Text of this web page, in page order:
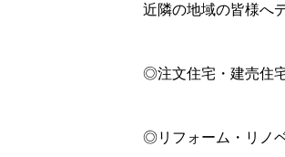
近隣の地域の皆様へ
◎注文住宅・建売住
◎リフォーム・リノ